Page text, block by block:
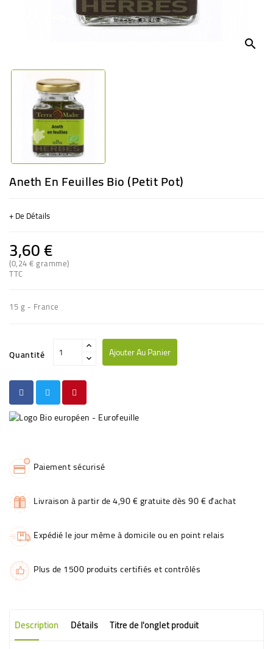
search
Aneth En Feuilles Bio (petit Pot)
+ De Détails
3,60 €
(0,24 € gramme)
TTC
15 g - France
Quantité Ajouter Au Panier
Paiement sécurisé
Livraison à partir de 4,90 € gratuite dès 90 € d'achat
Expédié le jour même à domicile ou en point relais
Plus de 1500 produits certifiés et contrôlés
Description Détails Titre de l'onglet produit